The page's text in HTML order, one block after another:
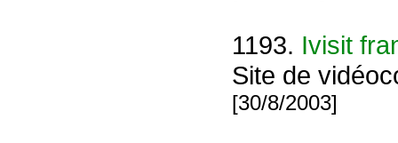
1193. Ivisit
Site de
[30/8/2003]